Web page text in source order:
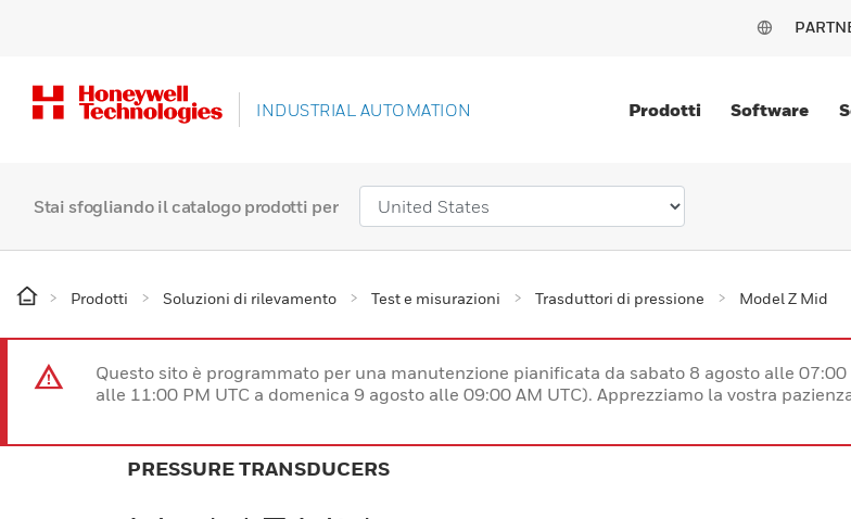
INDUSTRIAL AUTOMATION Prodotti Software
Stai sfogliando il catalogo prodotti per
Prodotti Soluzioni di rilevamento Test e misurazioni Trasduttori di pressione Model Z Mid
Questo sito è programmato per una manutenzione pianificata da sabato 8 agosto alle
alle 11:00 PM UTC a domenica 9 agosto alle 09:00 AM UTC). Apprezziamo la vostra
PRESSURE TRANSDUCERS